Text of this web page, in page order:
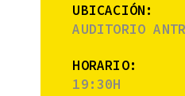
UBICACIÓN:
AUDITORIO
HORARIO:
19:30H